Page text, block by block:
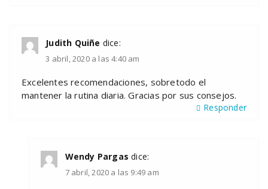
Judith Quiñe dice:
3 abril, 2020 a las 4:40 am
Excelentes recomendaciones, sobretodo el
mantener la rutina diaria. Gracias por sus consejos.
Responder
Wendy Pargas dice:
7 abril, 2020 a las 9:49 am